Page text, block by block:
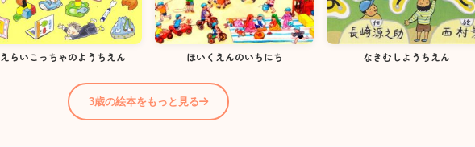
えらいこっちゃのようちえん ほいくえんのいちにち なきむしようちえん
3歳の絵本をもっと見る